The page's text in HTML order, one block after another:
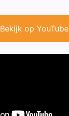
Bekijk op YouTube